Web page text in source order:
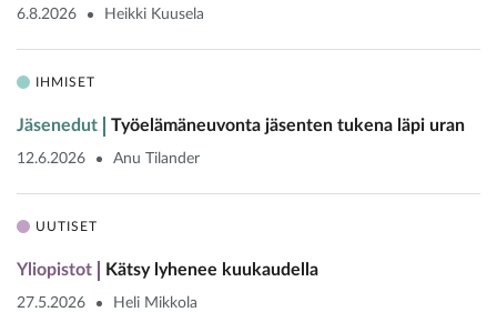
6.8.2026 Heikki Kuusela
IHMISET
Jäsenedut Työelämäneuvonta jäsenten tukena läpi uran
12.6.2026 Anu Tilander
UUTISET
Yliopistot Kätsy lyhenee kuukaudella
27.5.2026 Heli Mikkola